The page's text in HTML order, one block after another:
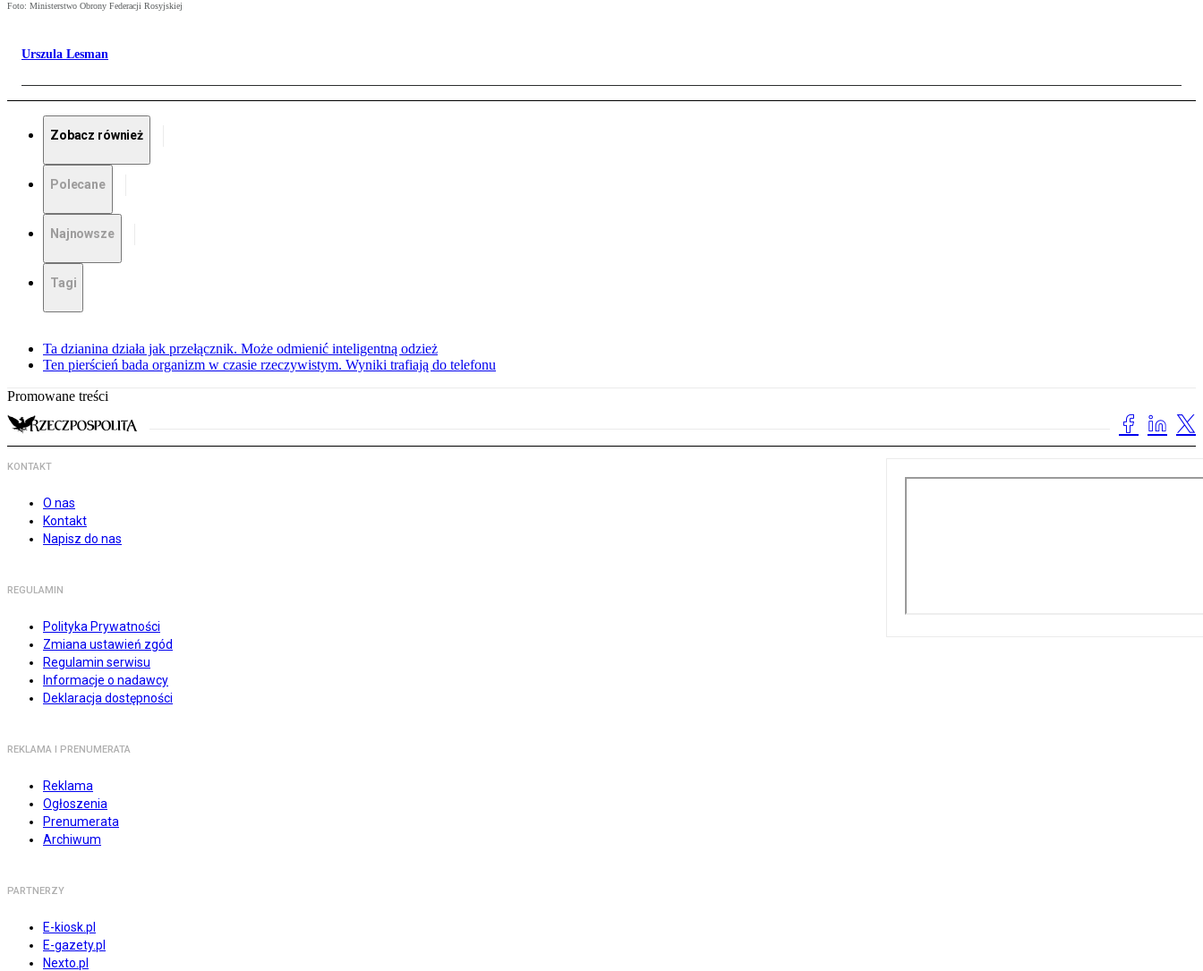
Foto: Ministerstwo Obrony Federacji Rosyjskiej
Urszula Lesman
Zobacz również
Polecane
Najnowsze
Tagi
Ta dzianina działa jak przełącznik. Może odmienić inteligentną odzież
Ten pierścień bada organizm w czasie rzeczywistym. Wyniki trafiają do telefonu
Promowane treści
KONTAKT
O nas
Kontakt
Napisz do nas
REGULAMIN
Polityka Prywatności
Zmiana ustawień zgód
Regulamin serwisu
Informacje o nadawcy
Deklaracja dostępności
REKLAMA I PRENUMERATA
Reklama
Ogłoszenia
Prenumerata
Archiwum
PARTNERZY
E-kiosk.pl
E-gazety.pl
Nexto.pl